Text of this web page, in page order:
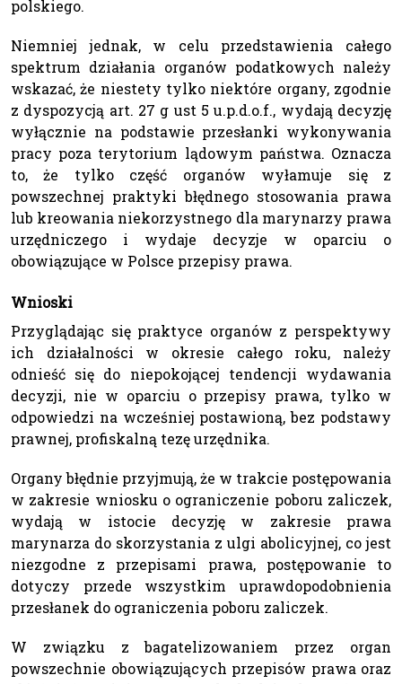
polskiego.
Niemniej jednak, w celu przedstawienia całego
spektrum działania organów podatkowych należy
wskazać, że niestety tylko niektóre organy, zgodnie
z dyspozycją art. 27 g ust 5 u.p.d.o.f., wydają decyzję
wyłącznie na podstawie przesłanki wykonywania
pracy poza terytorium lądowym państwa. Oznacza
to, że tylko część organów wyłamuje się z
powszechnej praktyki błędnego stosowania prawa
lub kreowania niekorzystnego dla marynarzy prawa
urzędniczego i wydaje decyzje w oparciu o
obowiązujące w Polsce przepisy prawa.
Wnioski
Przyglądając się praktyce organów z perspektywy
ich działalności w okresie całego roku, należy
odnieść się do niepokojącej tendencji wydawania
decyzji, nie w oparciu o przepisy prawa, tylko w
odpowiedzi na wcześniej postawioną, bez podstawy
prawnej, profiskalną tezę urzędnika.
Organy błędnie przyjmują, że w trakcie postępowania
w zakresie wniosku o ograniczenie poboru zaliczek,
wydają w istocie decyzję w zakresie prawa
marynarza do skorzystania z ulgi abolicyjnej, co jest
niezgodne z przepisami prawa, postępowanie to
dotyczy przede wszystkim uprawdopodobnienia
przesłanek do ograniczenia poboru zaliczek.
W związku z bagatelizowaniem przez organ
powszechnie obowiązujących przepisów prawa oraz